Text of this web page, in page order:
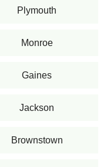
Plymouth
Monroe
Gaines
Jackson
Brownstown